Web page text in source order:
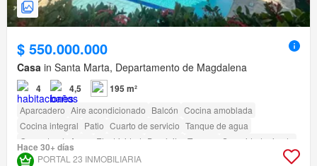
$ 550.000.000
Casa in Santa Marta, Departamento de Magdalena
4 4,5 195 m²
Aparcadero Aire acondicionado Balcón Cocina amoblada
Cocina integral Patio Cuarto de servicio Tanque de agua
Gas natural
Agua Electricidad Depósito Terraza
Seguridad privada
Piscina Área infantil Jardín
Hace 30+ días
PORTAL 23 INMOBILIARIA